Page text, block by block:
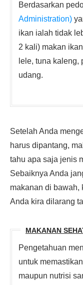
Berdasarkan
Administration)
ikan ialah tidak
2 kali) makan
lele, tuna kaleng,
udang.
Setelah Anda
harus dipantang,
tahu apa saja jenis
Sebaiknya Anda
makanan di bawah,
Anda kira dilarang
MAKANAN
Pengetahuan
untuk
maupun nutrisi